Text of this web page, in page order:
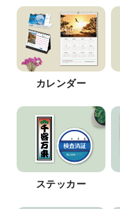
カレンダー
ステッカー